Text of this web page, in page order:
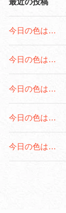
今日の色は…
今日の色は…
今日の色は…
今日の色は…
今日の色は…